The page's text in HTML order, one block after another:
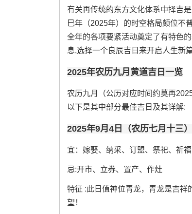
有关再传统的东方文化体系中择吉
巳年（2025年）的时空格局颇位不
全年的各项要紧活动奠定了有特色
息,选择一个良辰吉日来开启人生新
2025年农历九月黄道吉日一览
农历九月（公历对应时间约莫再
以下是其中部分最佳吉日及其详解:
2025年9月4日（农历七月十三）
宜：嫁娶、纳采、订盟、祭祀、祈
忌:开市、立券、置产、作灶
特征 :此日值神位青龙，青龙是吉祥
望！